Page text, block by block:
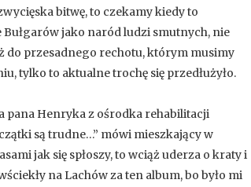
bitwę, to czekamy kiedy to
jako naród ludzi smutnych, nie
do przesadnego rechotu, którym musimy
tylko to aktualne trochę się przedłużyło.
pana Henryka z ośrodka rehabilitacji
są trudne…” mówi mieszkający w
jak się spłoszy, to wciąż uderza o kraty i
na Lachów za ten album, bo było mi